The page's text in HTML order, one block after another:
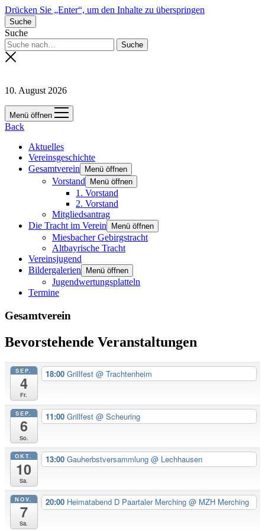
Drücken Sie „Enter“, um den Inhalte zu überspringen
Suche
Suche
10. August 2026
Menü öffnen
Back
Aktuelles
Vereinsgeschichte
Gesamtverein
Menü öffnen
Vorstand Menü öffnen
1. Vorstand
2. Vorstand
Mitgliedsantrag
Die Tracht im Verein
Menü öffnen
Miesbacher Gebirgstracht
Altbayrische Tracht
Vereinsjugend
Bildergalerien
Menü öffnen
Jugendwertungsplatteln
Termine
Gesamtverein
Bevorstehende Veranstaltungen
SEP.
4
Fr.
18:00 Grillfest @ Trachtenheim
SEP.
6
So.
11:00 Grillfest @ Scheuring
OKT.
10
Sa.
13:00 Gauherbstversammlung @ Lechhausen
NOV.
7
Sa.
20:00 Heimatabend D Paartaler Merching @ MZH Merching